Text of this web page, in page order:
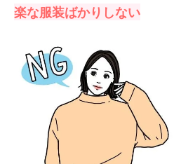
楽な服装ばかりしない